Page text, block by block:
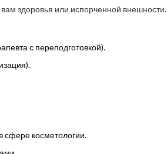
здоровья или испорченной внешности.
с переподготовкой).
сфере косметологии.